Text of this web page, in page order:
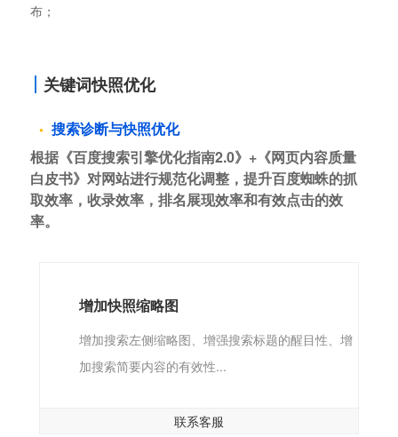
布；
关键词快照优化
搜索诊断与快照优化
根据《百度搜索引擎优化指南2.0》+《网页内容质量
白皮书》对网站进行规范化调整，提升百度蜘蛛的抓
取效率，收录效率，排名展现效率和有效点击的效
率。
增加快照缩略图
增加搜索左侧缩略图、增强搜索标题的醒目性、增
加搜索简要内容的有效性...
联系客服